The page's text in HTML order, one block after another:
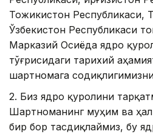
Тожикистон Республикаси,
Ўзбекистон Республикаси
Марказий Осиёда ядро
тўғрисидаги тарихий
шартномага
2. Биз ядро қуролини
Шартноманинг муҳим ва
бир бор тасдиқлаймиз, бу